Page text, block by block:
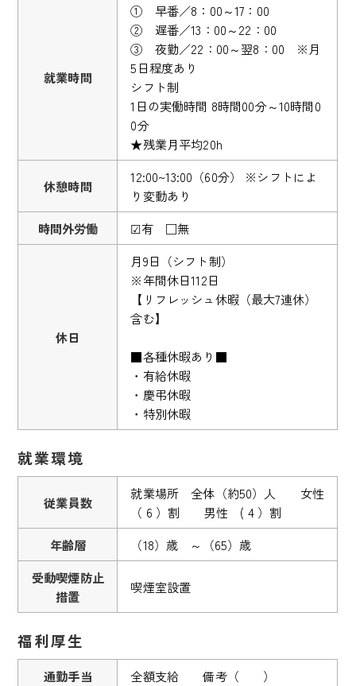
就業時間
① 早番／8：00～17：00
② 遅番／13：00～22：00
③ 夜勤／22：00～翌8：00 ※月
5日程度あり
シフト制
1日の実働時間 8時間00分～10時間0
0分
★残業月平均20h
休憩時間
12:00~13:00（60分） ※シフトによ
り変動あり
時間外労働
☑有 □無
休日
月9日（シフト制）
※年間休日112日
【リフレッシュ休暇（最大7連休）
含む】
■各種休暇あり■
・有給休暇
・慶弔休暇
・特別休暇
就業環境
従業員数
就業場所 全体（約50）人 女性
（ 6 ）割 男性 ( 4 ）割
年齢層
（18）歳 ～（65）歳
受動喫煙防止
措置
喫煙室設置
福利厚生
通勤手当 全額支給 備考（ ）